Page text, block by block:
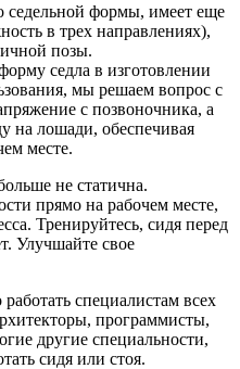
формы, имеет еще
в трех направлениях),
позы.
седла в изготовлении
мы решаем вопрос с
с позвоночника, а
на лошади, обеспечивая
месте.
не статична.
прямо на рабочем месте,
Тренируйтесь, сидя перед
Улучшайте свое
специалистам всех
программисты,
другие специальности,
сидя или стоя.